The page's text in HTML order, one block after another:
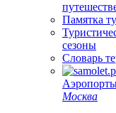
Памятка
сезоны
Словарь
Москва